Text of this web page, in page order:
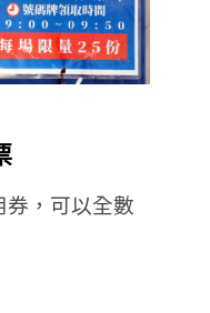
，可以全數